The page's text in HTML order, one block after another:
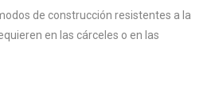
de construcción resistentes a la
en las cárceles o en las